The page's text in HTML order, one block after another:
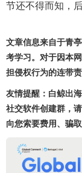
节还不得而知，
文章信息来自于青
考学习。对于因本
担侵权行为的连带
友情提醒：白鲸出
社交软件创建群，
向您索要费用、骗取